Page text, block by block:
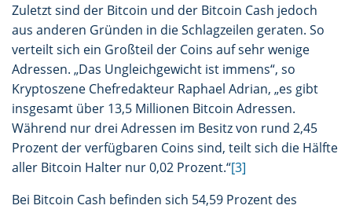
Zuletzt sind der Bitcoin und der Bitcoin Cash jedoch
aus anderen Gründen in die Schlagzeilen geraten. So
verteilt sich ein Großteil der Coins auf sehr wenige
Adressen. „Das Ungleichgewicht ist immens“, so
Kryptoszene Chefredakteur Raphael Adrian, „es gibt
insgesamt über 13,5 Millionen Bitcoin Adressen.
Während nur drei Adressen im Besitz von rund 2,45
Prozent der verfügbaren Coins sind, teilt sich die Hälfte
aller Bitcoin Halter nur 0,02 Prozent.“[3]
Bei Bitcoin Cash befinden sich 54,59 Prozent des